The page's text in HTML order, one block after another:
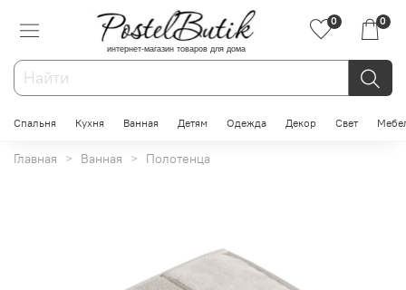
интернет-магазин товаров для дома
0 0
Спальня Кухня Ванная Детям Одежда Декор Свет
Главная Ванная Полотенца